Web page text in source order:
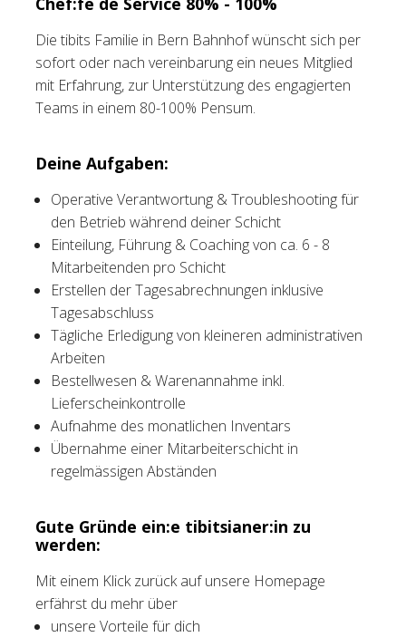
Tischreservation
Login
Schweiz (DE)
Die tibits Familie in Bern Bahnhof wünscht sich per
sofort oder nach vereinbarung ein neues Mitglied
mit Erfahrung, zur Unterstützung des engagierten
Teams in einem 80-100% Pensum.
Deine Aufgaben:
Operative Verantwortung & Troubleshooting für
den Betrieb während deiner Schicht
Einteilung, Führung & Coaching von ca. 6 - 8
Mitarbeitenden pro Schicht
Erstellen der Tagesabrechnungen inklusive
Tagesabschluss
Tägliche Erledigung von kleineren administrativen
Arbeiten
Bestellwesen & Warenannahme inkl.
Lieferscheinkontrolle
Aufnahme des monatlichen Inventars
Übernahme einer Mitarbeiterschicht in
regelmässigen Abständen
Gute Gründe ein:e tibitsianer:in zu
werden:
Mit einem Klick zurück auf unsere Homepage
erfährst du mehr über
unsere Vorteile für dich